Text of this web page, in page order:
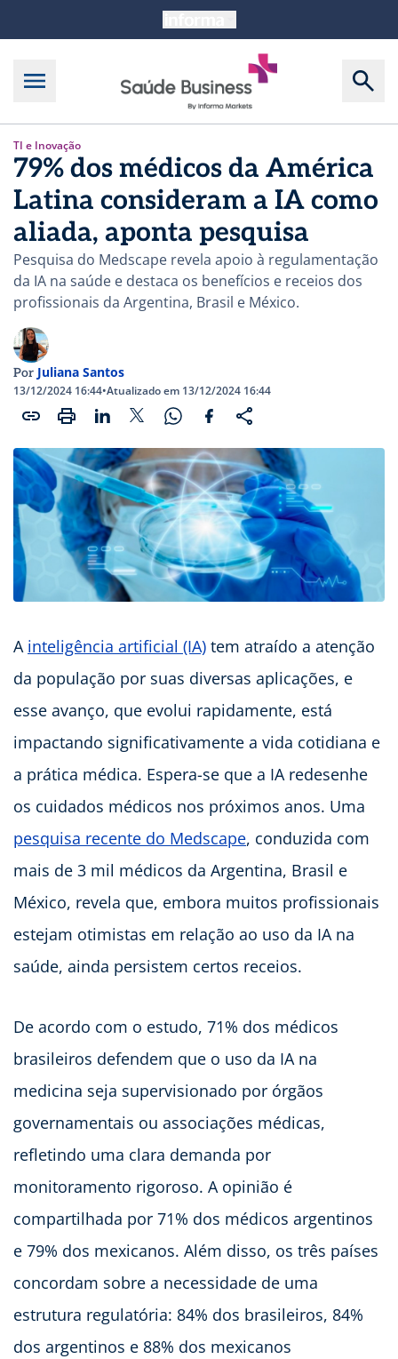
TI e Inovação
79% dos médicos da América
Latina consideram a IA como
aliada, aponta pesquisa
Pesquisa do Medscape revela apoio à regulamentação
da IA na saúde e destaca os benefícios e receios dos
profissionais da Argentina, Brasil e México.
Por Juliana Santos
13/12/2024 16:44•Atualizado em 13/12/2024 16:44
A inteligência artificial (IA) tem atraído a atenção
da população por suas diversas aplicações, e
esse avanço, que evolui rapidamente, está
impactando significativamente a vida cotidiana e
a prática médica. Espera-se que a IA redesenhe
os cuidados médicos nos próximos anos. Uma
pesquisa recente do Medscape, conduzida com
mais de 3 mil médicos da Argentina, Brasil e
México, revela que, embora muitos profissionais
estejam otimistas em relação ao uso da IA na
saúde, ainda persistem certos receios.
De acordo com o estudo, 71% dos médicos
brasileiros defendem que o uso da IA na
medicina seja supervisionado por órgãos
governamentais ou associações médicas,
refletindo uma clara demanda por
monitoramento rigoroso. A opinião é
compartilhada por 71% dos médicos argentinos
e 79% dos mexicanos. Além disso, os três países
concordam sobre a necessidade de uma
estrutura regulatória: 84% dos brasileiros, 84%
dos argentinos e 88% dos mexicanos